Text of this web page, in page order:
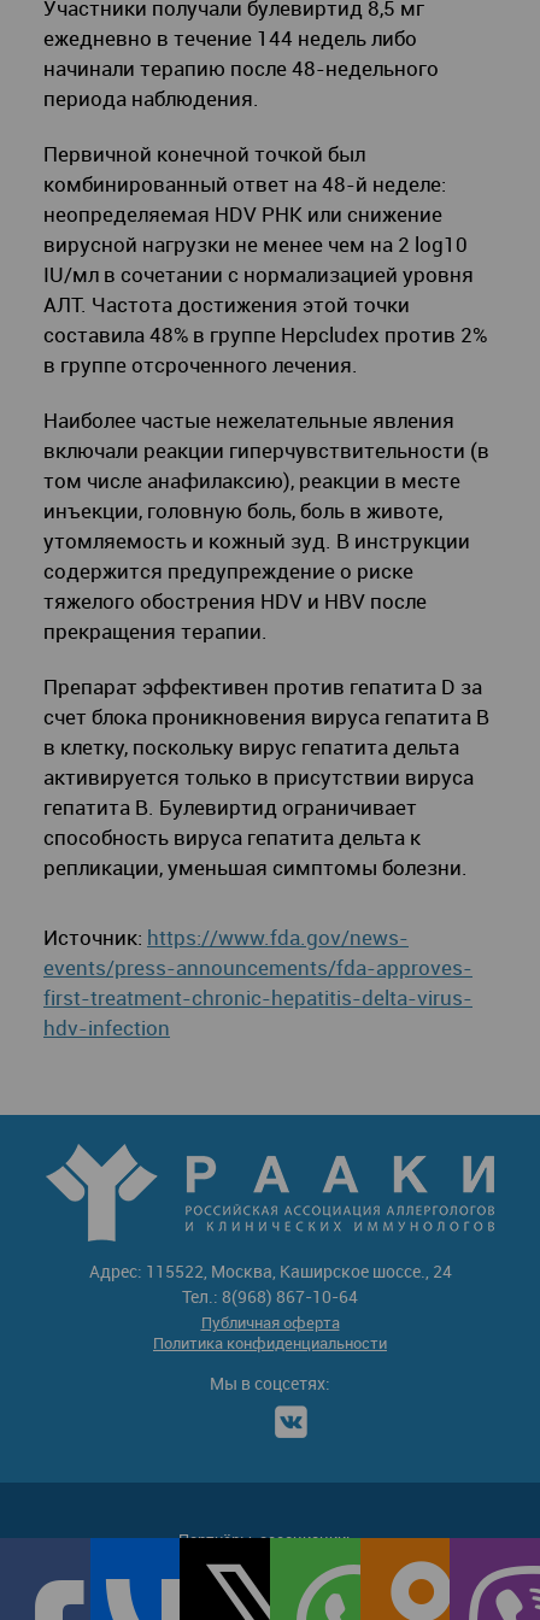
Участники получали булевиртид 8,5 мг
ежедневно в течение 144 недель либо
начинали терапию после 48-недельного
периода наблюдения.
Первичной конечной точкой был
комбинированный ответ на 48-й неделе:
неопределяемая HDV РНК или снижение
вирусной нагрузки не менее чем на 2 log10
IU/мл в сочетании с нормализацией уровня
АЛТ. Частота достижения этой точки
составила 48% в группе Hepcludex против 2%
в группе отсроченного лечения.
Наиболее частые нежелательные явления
включали реакции гиперчувствительности (в
том числе анафилаксию), реакции в месте
инъекции, головную боль, боль в животе,
утомляемость и кожный зуд. В инструкции
содержится предупреждение о риске
тяжелого обострения HDV и HBV после
прекращения терапии.
Препарат эффективен против гепатита D за
счет блока проникновения вируса гепатита В
в клетку, поскольку вирус гепатита дельта
активируется только в присутствии вируса
гепатита B. Булевиртид ограничивает
способность вируса гепатита дельта к
репликации, уменьшая симптомы болезни.
Источник: https://www.fda.gov/news-
events/press-announcements/fda-approves-
first-treatment-chronic-hepatitis-delta-virus-
hdv-infection
Адрес: 115522, Москва, Каширское шоссе., 24
Тел.: 8(968) 867-10-64
Публичная оферта
Политика конфиденциальности
Мы в соцсетях:
Партнёры-ассоциации: